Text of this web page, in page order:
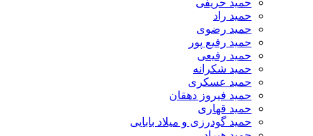
حمید حریفی
حمید راد
حمید رضوی
حمید رفیع پور
حمید رفیعی
حمید شکرانه
حمید عسکری
حمید فیروز دهقان
حمید قهاری
حمید گودرزی و میلاد بابایی